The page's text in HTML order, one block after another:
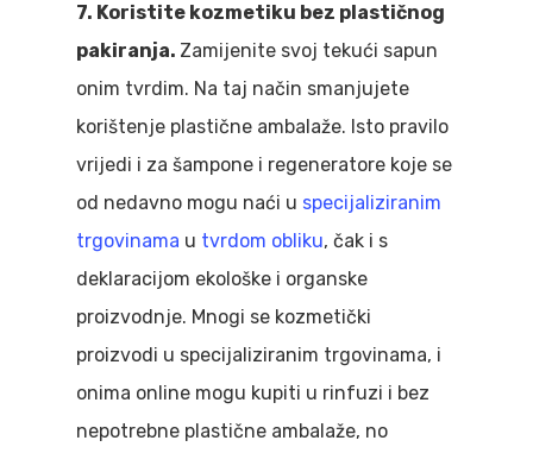
7. Koristite kozmetiku bez plastičnog
pakiranja. Zamijenite svoj tekući sapun
onim tvrdim. Na taj način smanjujete
korištenje plastične ambalaže. Isto pravilo
vrijedi i za šampone i regeneratore koje se
od nedavno mogu naći u specijaliziranim
trgovinama u tvrdom obliku, čak i s
deklaracijom ekološke i organske
proizvodnje. Mnogi se kozmetički
proizvodi u specijaliziranim trgovinama, i
onima online mogu kupiti u rinfuzi i bez
nepotrebne plastične ambalaže, no